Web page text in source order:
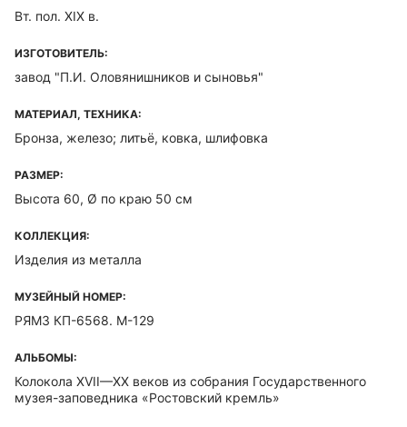
Вт. пол. ХIХ в.
ИЗГОТОВИТЕЛЬ:
завод "П.И. Оловянишников и сыновья"
МАТЕРИАЛ, ТЕХНИКА:
Бронза, железо; литьё, ковка, шлифовка
РАЗМЕР:
Высота 60, Ø по краю 50 см
КОЛЛЕКЦИЯ:
Изделия из металла
МУЗЕЙНЫЙ НОМЕР:
РЯМЗ КП-6568. М-129
АЛЬБОМЫ:
Колокола XVII—XX веков из собрания Государственного
музея-заповедника «Ростовский кремль»